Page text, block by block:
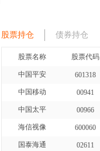
股票持仓 债券持仓
股票名称 股票代码
中国平安 601318
中国移动 00941
中国太平 00966
海信视像 600060
国泰海通 02611